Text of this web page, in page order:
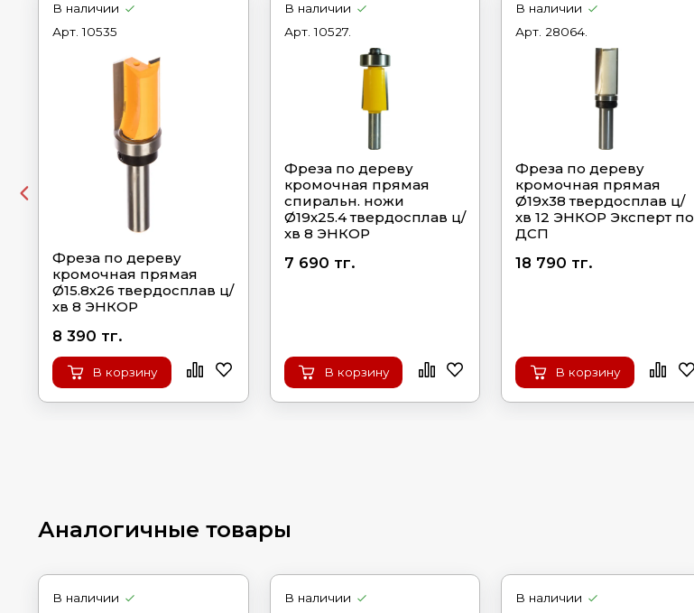
В наличии
Арт.10535
Фреза по дереву
кромочная прямая
Ø15.8х26 твердосплав ц/
хв 8 ЭНКОР
8 390 тг.
В корзину
В наличии
Арт.10527.
Фреза по дереву
кромочная прямая
спиральн. ножи
Ø19х25.4 твердосплав ц/
хв 8 ЭНКОР
7 690 тг.
В корзину
В наличии
Арт. 28064.
Фреза по дереву
кромочная прямая
Ø19х38 твердосплав ц/
хв 12 ЭНКОР Эксперт по
ДСП
18 790 тг.
В корзину
Аналогичные товары
В наличии
В наличии
В наличии